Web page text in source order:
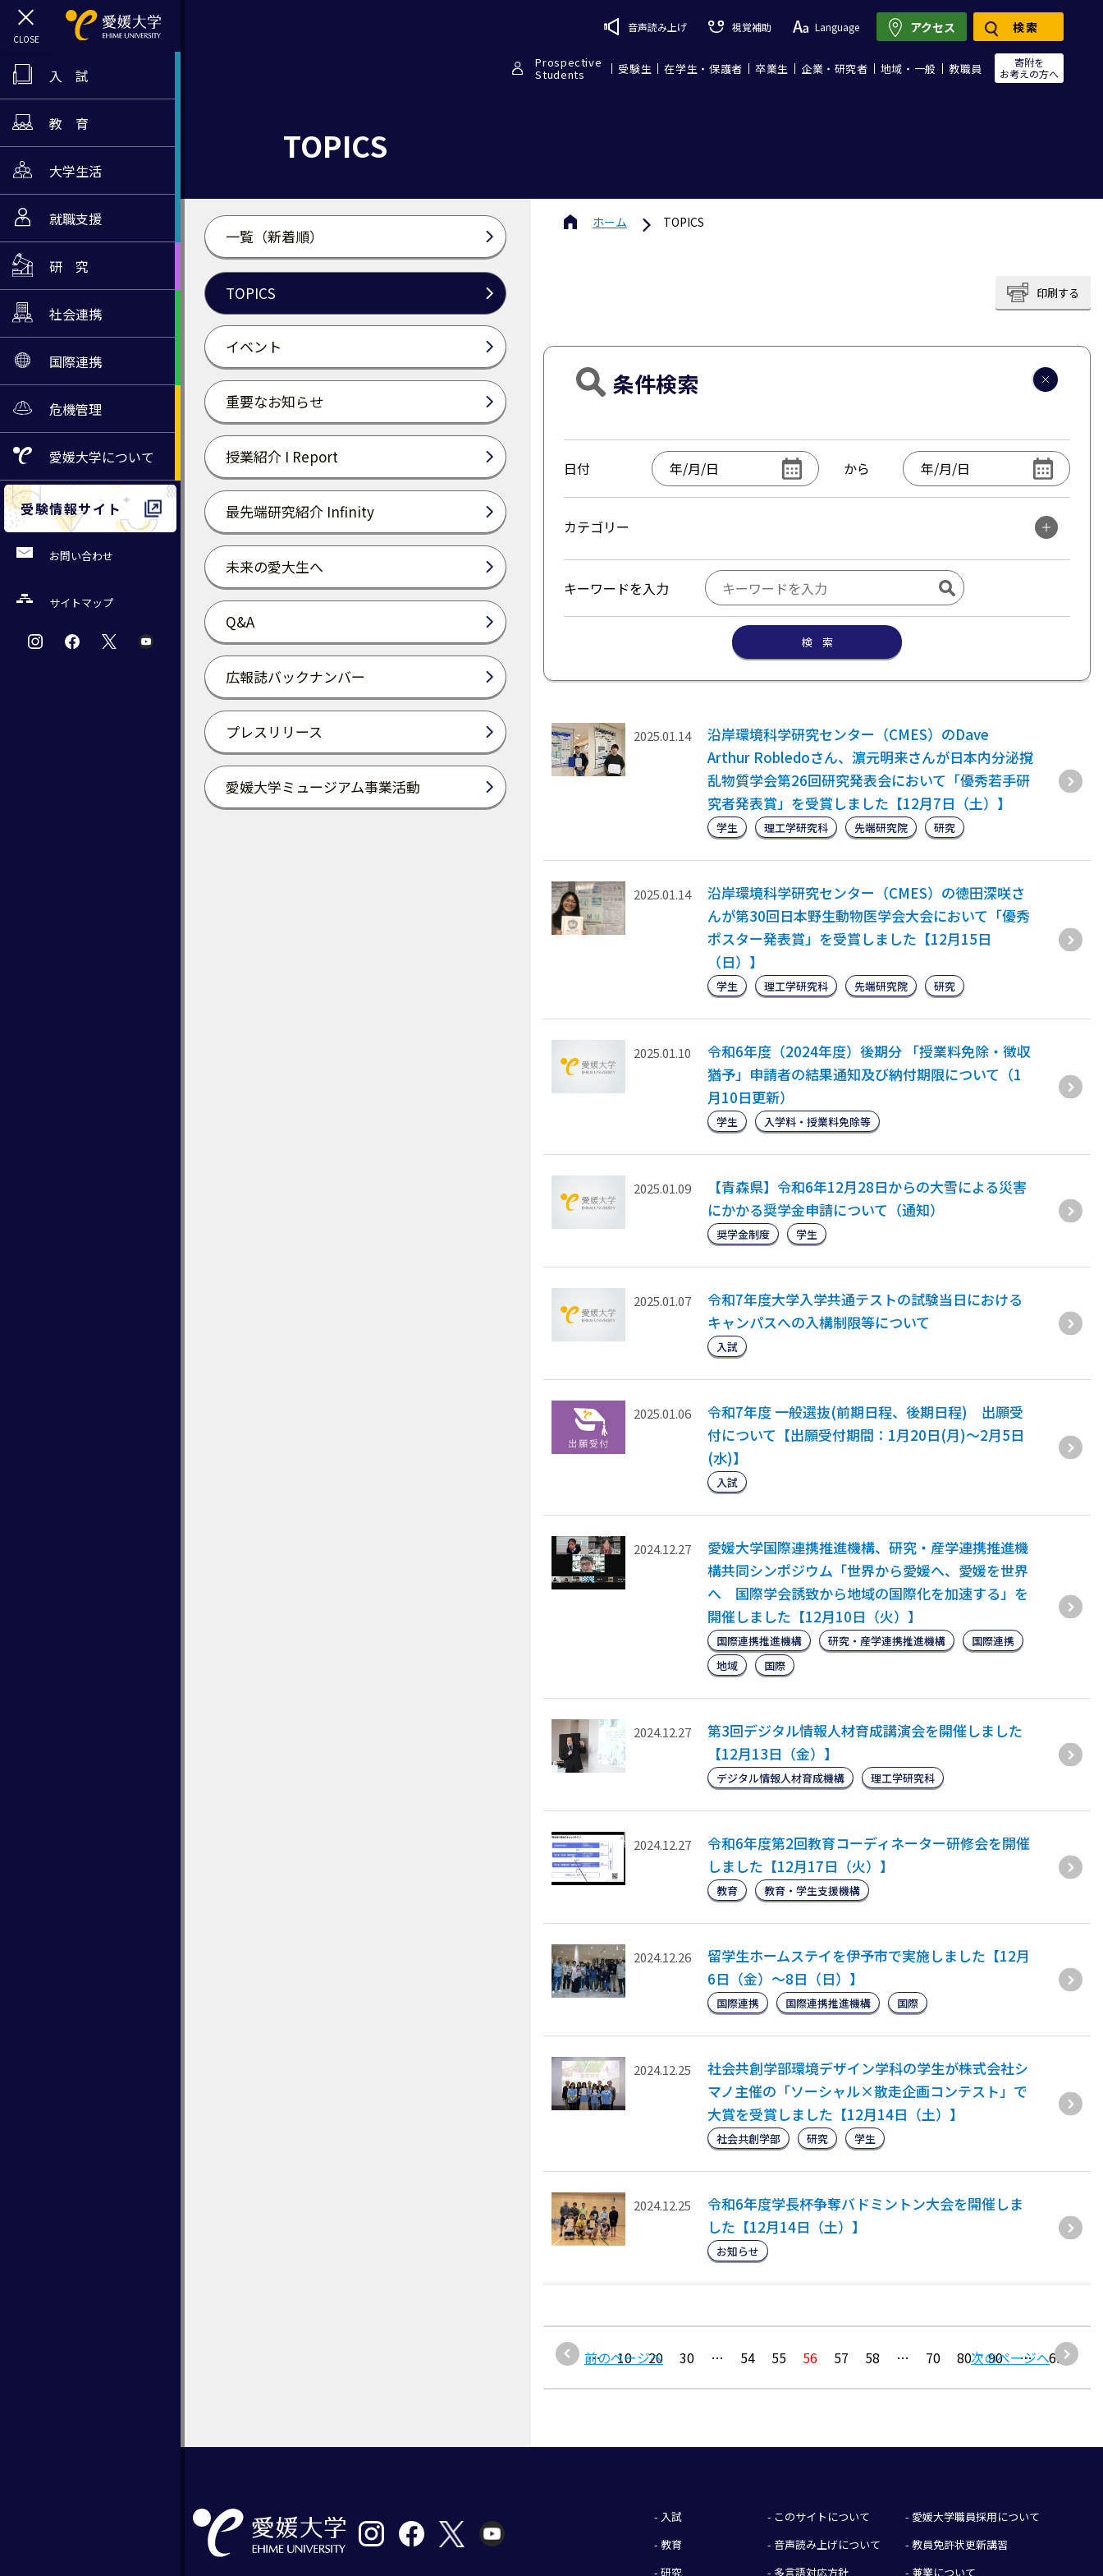
入 試
教 育
大学生活
就職支援
研 究
社会連携
国際連携
危機管理
愛媛大学について
受験情報サイト
お問い合わせ
サイトマップ
音声読み上げ 視覚補助 Language
Prospective
Students 受験生 在学生・保護者 卒業生 企業・研究者 地域・一般 教職員
寄附を
お考えの方へ
アクセス 検索
TOPICS
一覧（新着順）
TOPICS
イベント
重要なお知らせ
授業紹介 I Report
最先端研究紹介 Infinity
未来の愛大生へ
Q&A
広報誌バックナンバー
プレスリリース
愛媛大学ミュージアム事業活動
ホーム TOPICS
印刷する
条件検索
日付 から
カテゴリー
キーワードを入力
検 索
2025.01.14
沿岸環境科学研究センター（CMES）のDave
Arthur Robledoさん、濵元明来さんが日本内分泌撹
乱物質学会第26回研究発表会において「優秀若手研
究者発表賞」を受賞しました【12月7日（土）】
学生 理工学研究科 先端研究院 研究
2025.01.14
沿岸環境科学研究センター（CMES）の徳田深咲さ
んが第30回日本野生動物医学会大会において「優秀
ポスター発表賞」を受賞しました【12月15日
（日）】
学生 理工学研究科 先端研究院 研究
2025.01.10
令和6年度（2024年度）後期分 「授業料免除・徴収
猶予」申請者の結果通知及び納付期限について（1
月10日更新）
学生 入学料・授業料免除等
2025.01.09
【青森県】令和6年12月28日からの大雪による災害
にかかる奨学金申請について（通知）
奨学金制度 学生
2025.01.07
令和7年度大学入学共通テストの試験当日における
キャンパスへの入構制限等について
入試
2025.01.06
令和7年度 一般選抜(前期日程、後期日程) 出願受
付について【出願受付期間：1月20日(月)～2月5日
(水)】
入試
2024.12.27
愛媛大学国際連携推進機構、研究・産学連携推進機
構共同シンポジウム「世界から愛媛へ、愛媛を世界
へ 国際学会誘致から地域の国際化を加速する」を
開催しました【12月10日（火）】
国際連携推進機構 研究・産学連携推進機構
国際連携
地域
国際
2024.12.27
第3回デジタル情報人材育成講演会を開催しました
【12月13日（金）】
デジタル情報人材育成機構 理工学研究科
2024.12.27
令和6年度第2回教育コーディネーター研修会を開催
しました【12月17日（火）】
教育 教育・学生支援機構
2024.12.26
留学生ホームステイを伊予市で実施しました【12月
6日（金）～8日（日）】
国際連携 国際連携推進機構 国際
2024.12.25
社会共創学部環境デザイン学科の学生が株式会社シ
マノ主催の「ソーシャル×散走企画コンテスト」で
大賞を受賞しました【12月14日（土）】
社会共創学部 研究 学生
2024.12.25
令和6年度学長杯争奪バドミントン大会を開催しま
した【12月14日（土）】
お知らせ
1 前のページへ
… 10 20 30 … 54 55 56 57 58 … 70 80 90 …
次のページへ692
- 入試
- 教育
- 研究
- このサイトについて
- 音声読み上げについて
- 多言語対応方針
- 愛媛大学職員採用について
- 教員免許状更新講習
- 兼業について